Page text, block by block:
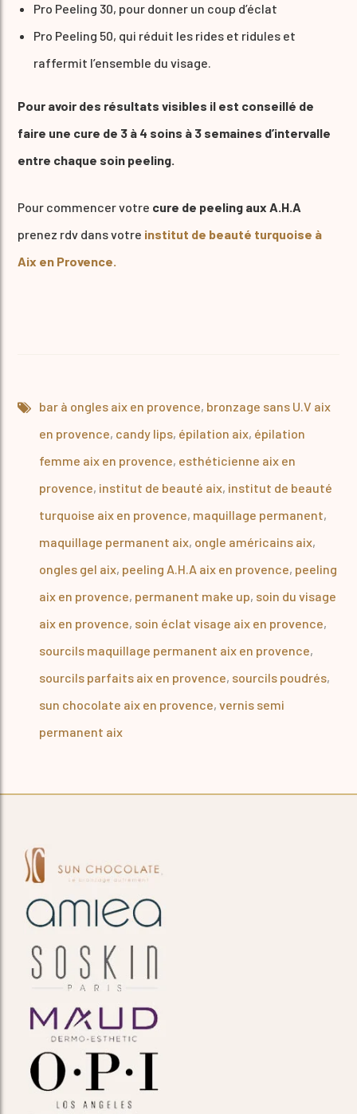
Pro Peeling 30, pour donner un coup d’éclat
Pro Peeling 50, qui réduit les rides et ridules et
raffermit l’ensemble du visage.
Pour avoir des résultats visibles il est conseillé de
faire une cure de 3 à 4 soins à 3 semaines d’intervalle
entre chaque soin peeling.
Pour commencer votre cure de peeling aux A.H.A
prenez rdv dans votre institut de beauté turquoise à
Aix en Provence.
bar à ongles aix en provence, bronzage sans U.V aix
en provence, candy lips, épilation aix, épilation
femme aix en provence, esthéticienne aix en
provence, institut de beauté aix, institut de beauté
turquoise aix en provence, maquillage permanent,
maquillage permanent aix, ongle américains aix,
ongles gel aix, peeling A.H.A aix en provence, peeling
aix en provence, permanent make up, soin du visage
aix en provence, soin éclat visage aix en provence,
sourcils maquillage permanent aix en provence,
sourcils parfaits aix en provence, sourcils poudrés,
sun chocolate aix en provence,vernis semi
permanent aix